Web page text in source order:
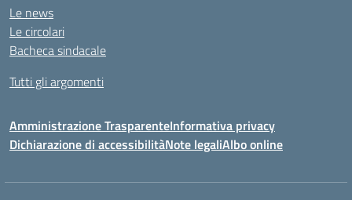
Le news
Le circolari
Bacheca sindacale
Tutti gli argomenti
Amministrazione TrasparenteInformativa privacy
Dichiarazione di accessibilitàNote legaliAlbo online